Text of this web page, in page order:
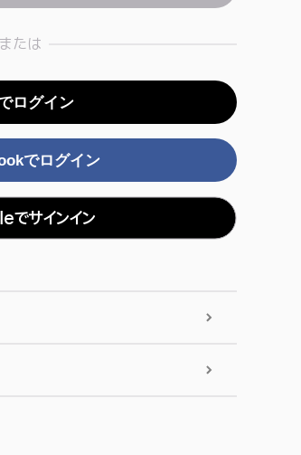
または
ログイン
でログイン
サインイン